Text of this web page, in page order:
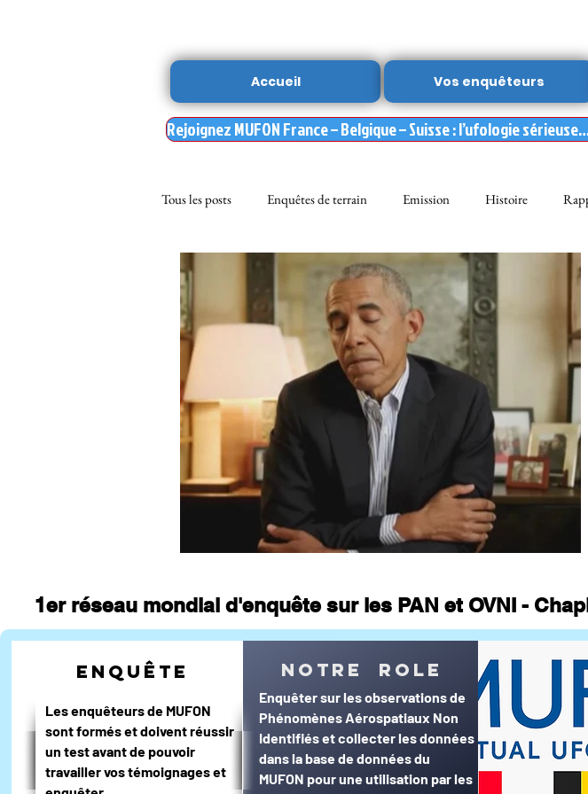
Accueil Vos enquêteurs
Rejoignez MUFON France – Belgique – Suisse : l’ufologie
Tous les posts Enquêtes de terrain Emission Histoire
NOUVELLE DU MUFON Dossier spécial MUFON
Nasa enqueteur MUFON Observation
journal d'un enquêteur Magazine CONTACTS Appel à témoin
Surveillance du ciel Wall Street Journal
1er réseau mondial d'enquête sur les PAN et OVNI -
© MUFON France et
enquête
Les enquêteurs de MUFON
sont formés et doivent réussir
un test avant de pouvoir
travailler vos témoignages et
notre role
Enquêter sur les observations de
Phénomènes Aérospatiaux Non
Identifiés et collecter les données
dans la base de données du
MUFON pour une utilisation par les